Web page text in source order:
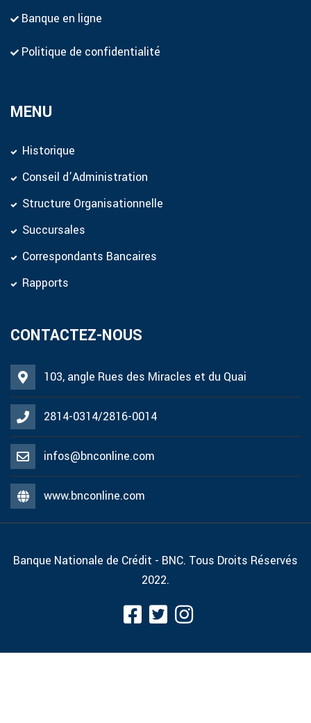
Banque en ligne
Politique de confidentialité
MENU
Historique
Conseil d’Administration
Structure Organisationnelle
Succursales
Correspondants Bancaires
Rapports
CONTACTEZ-NOUS
103, angle Rues des Miracles et du Quai
2814-0314/2816-0014
infos@bnconline.com
www.bnconline.com
Banque Nationale de Crédit - BNC. Tous Droits Réservés
2022.